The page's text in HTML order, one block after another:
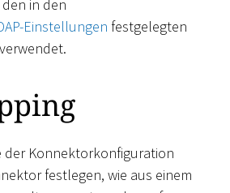
in den
Einstellungen festgelegten
der Konnektorkonfiguration
festlegen, wie aus einem